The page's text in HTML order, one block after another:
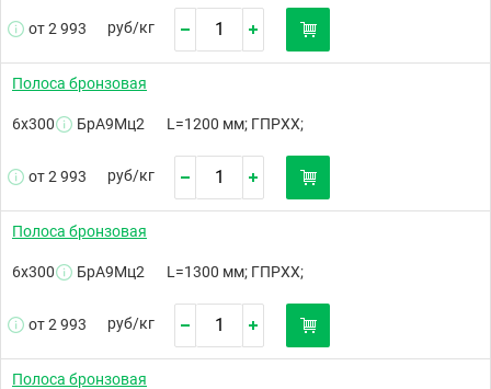
от 2 993 руб/кг
Полоса бронзовая
6х300 БрА9Мц2 L=1200 мм; ГПРХХ;
от 2 993 руб/кг
Полоса бронзовая
6х300 БрА9Мц2 L=1300 мм; ГПРХХ;
от 2 993 руб/кг
Полоса бронзовая